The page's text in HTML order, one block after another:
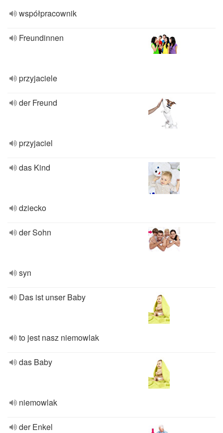
współpracownik
Freundinnen
przyjaciele
der Freund
przyjaciel
das Kind
dziecko
der Sohn
syn
Das ist unser Baby
to jest nasz niemowlak
das Baby
niemowlak
der Enkel